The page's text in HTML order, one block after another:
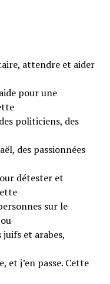
attendre et aider
pour une
politiciens, des
des passionnées
détester et
sur le
et arabes,
et j’en passe. Cette